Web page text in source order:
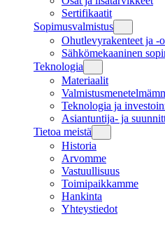
Sertifikaatit
Sopimusvalmistus
Ohutlevyrakenteet ja -
Sähkömekaaninen
Teknologia
Materiaalit
Teknologia ja
Asiantuntija- ja
Tietoa meistä
Historia
Arvomme
Vastuullisuus
Toimipaikkamme
Hankinta
Yhteystiedot